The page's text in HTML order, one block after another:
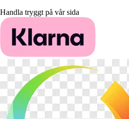
Handla tryggt på vår sida